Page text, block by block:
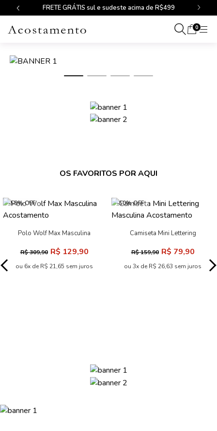
FRETE GRÁTIS sul e sudeste acima de R$499
0
OS FAVORITOS POR AQUI
-58% OFF
Polo Wolf Max Masculina
R$ 309,90 R$ 129,90
ou 6x de R$ 21,65 sem juros
-50% OFF
Camiseta Mini Lettering
R$ 159,90 R$ 79,90
ou 3x de R$ 26,63 sem juros